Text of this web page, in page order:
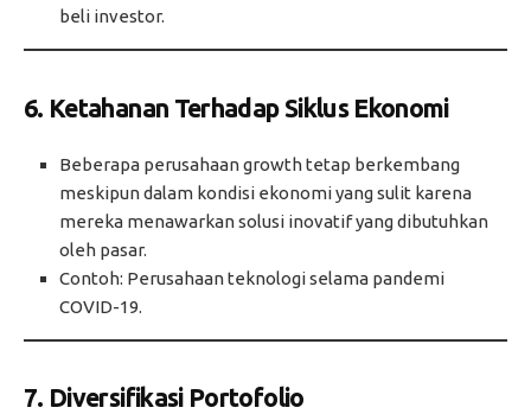
beli investor.
6. Ketahanan Terhadap Siklus Ekonomi
Beberapa perusahaan growth tetap berkembang
meskipun dalam kondisi ekonomi yang sulit karena
mereka menawarkan solusi inovatif yang dibutuhkan
oleh pasar.
Contoh: Perusahaan teknologi selama pandemi
COVID-19.
7. Diversifikasi Portofolio